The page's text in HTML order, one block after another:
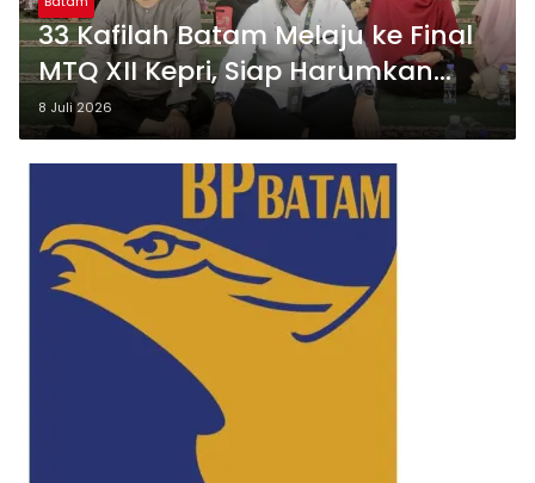
33 Kafilah Batam Melaju ke Final
MTQ XII Kepri, Siap Harumkan
Nama Daerah
8 Juli 2026